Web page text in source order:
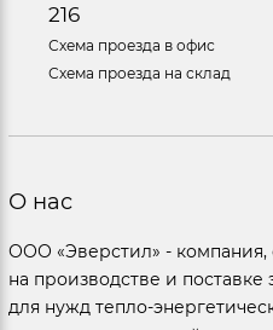
216
Схема проезда в офис
Схема проезда на склад
О нас
ООО «Эверстил» -
на производстве и
для нужд тепло-